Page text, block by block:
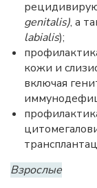
genitalis), а
labialis);
кожи и
включая
Взрослые